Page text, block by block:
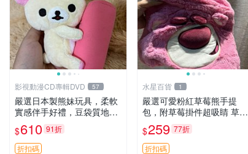
影視動漫CD專輯DVD 57
嚴選日本製熊妹玩具，柔軟
實感伴手好禮，豆袋質地手
感佳，抱枕小熊 recom 推薦
白色豆袋 玩具
$610 91折
折扣碼
水星百貨 1
嚴選可愛粉紅草莓熊手提
包，附草莓掛件超吸睛 草莓
熊手提包 草莓掛件 可愛port
unese
$259 77折
折扣碼